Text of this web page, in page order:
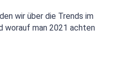
wir über die Trends im
worauf man 2021 achten